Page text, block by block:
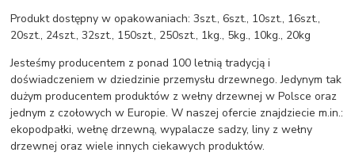
Produkt dostępny w opakowaniach: 3szt., 6szt., 10szt., 16szt.,
20szt., 24szt., 32szt., 150szt., 250szt., 1kg., 5kg., 10kg., 20kg
Jesteśmy producentem z ponad 100 letnią tradycją i
doświadczeniem w dziedzinie przemysłu drzewnego. Jedynym tak
dużym producentem produktów z wełny drzewnej w Polsce oraz
jednym z czołowych w Europie. W naszej ofercie znajdziecie m.in.:
ekopodpałki, wełnę drzewną, wypalacze sadzy, liny z wełny
drzewnej oraz wiele innych ciekawych produktów.